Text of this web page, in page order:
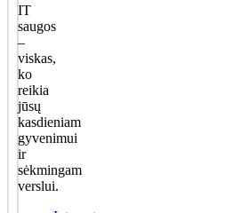
IT
saugos
–
viskas,
ko
reikia
jūsų
kasdieniam
gyvenimui
ir
sėkmingam
verslui.